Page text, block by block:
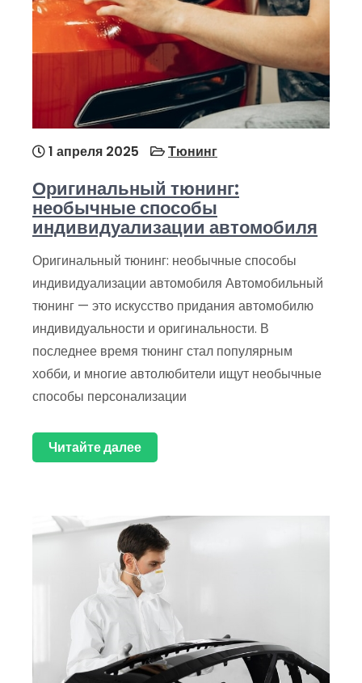
1 апреля 2025 Тюнинг
Оригинальный тюнинг:
необычные способы
индивидуализации автомобиля
Оригинальный тюнинг: необычные способы
индивидуализации автомобиля Автомобильный
тюнинг — это искусство придания автомобилю
индивидуальности и оригинальности. В
последнее время тюнинг стал популярным
хобби, и многие автолюбители ищут необычные
способы персонализации
Читайте далее